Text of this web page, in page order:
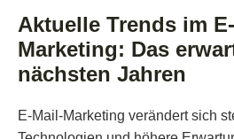
Aktuelle Trends im
Marketing: Das
nächsten Jahren
E-Mail-Marketing verändert sich